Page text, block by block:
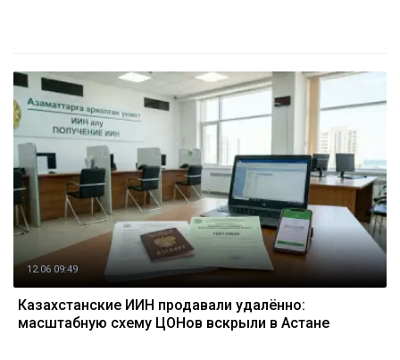
12.06 09:49
Казахстанские ИИН продавали удалённо:
масштабную схему ЦОНов вскрыли в Астане